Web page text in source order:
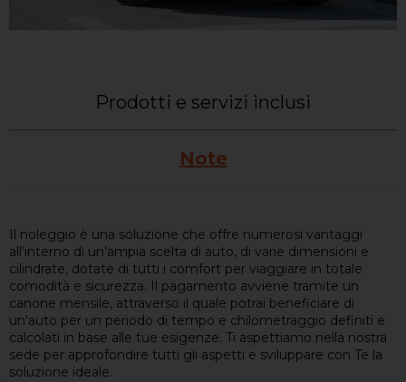
Prodotti e servizi inclusi
Note
Il noleggio è una soluzione che offre numerosi vantaggi
all’interno di un’ampia scelta di auto, di varie dimensioni e
cilindrate, dotate di tutti i comfort per viaggiare in totale
comodità e sicurezza. Il pagamento avviene tramite un
canone mensile, attraverso il quale potrai beneficiare di
un'auto per un periodo di tempo e chilometraggio definiti e
calcolati in base alle tue esigenze. Ti aspettiamo nella nostra
sede per approfondire tutti gli aspetti e sviluppare con Te la
soluzione ideale.